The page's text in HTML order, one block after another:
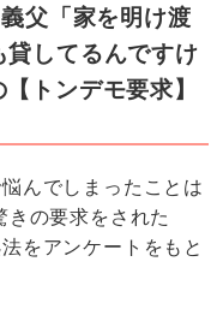
父「家を明け渡
貸してるんですけ
トンデモ要求】
んでしまったことは
の要求をされた
をアンケートをもと